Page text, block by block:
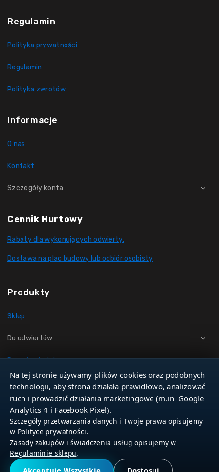
Regulamin
Polityka prywatności
Regulamin
Polityka zwrotów
Informacje
O nas
Kontakt
Szczegóły konta
Cennik Hurtowy
Rabaty dla wykonujących odwierty.
Dostawa na plac budowy lub odbiór osobisty
Produkty
Sklep
Do odwiertów
Rury do studni
Zbiorniki hydroforowe
Narzędzia
© 2026 Dla Studniarza
Na tej stronie używamy plików cookies oraz podobnych
technologii, aby strona działała prawidłowo, analizować
ruch i prowadzić działania marketingowe (m.in. Google
Analytics 4 i Facebook Pixel).
Szczegóły przetwarzania danych i Twoje prawa opisujemy
w Polityce prywatności.
Zasady zakupów i świadczenia usług opisujemy w
Regulaminie sklepu.
Akceptuję Wszystkie Dostosuj